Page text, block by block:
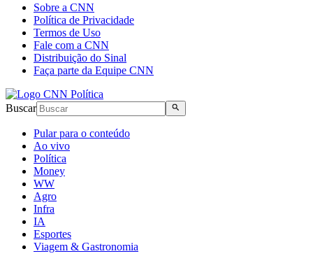
Sobre a CNN
Política de Privacidade
Termos de Uso
Fale com a CNN
Distribuição do Sinal
Faça parte da Equipe CNN
Buscar
Pular para o conteúdo
Ao vivo
Política
Money
WW
Agro
Infra
IA
Esportes
Viagem & Gastronomia